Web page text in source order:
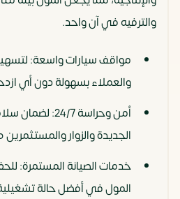
والترفيه في آن واحد.
مواقف سيارات واسعة:
والعملاء بسهولة دون أي
أمن وحراسة 24/7:
الجديدة والزوار
خدمات الصيانة المستمرة:
المول في أفضل حالة